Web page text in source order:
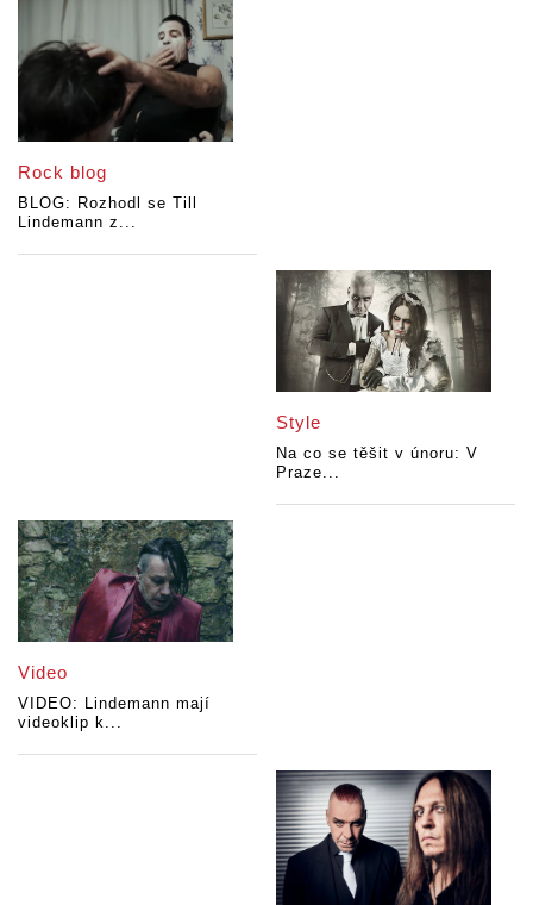
Rock blog
BLOG: Rozhodl se Till
Lindemann z...
Style
Na co se těšit v únoru: V
Praze...
Video
VIDEO: Lindemann mají
videoklip k...